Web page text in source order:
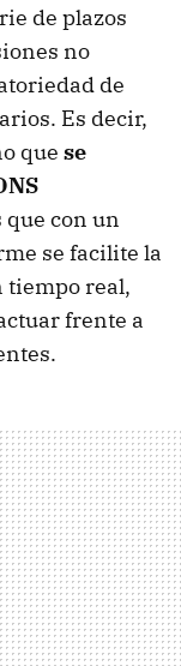
de plazos
no
de
Es decir,
que se
que con un
se facilite la
tiempo real,
frente a